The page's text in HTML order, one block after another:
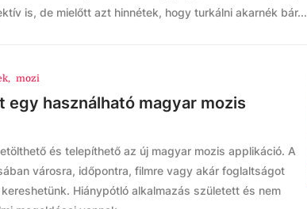
is, de mielőtt azt hinnétek, hogy turkálni akarnék bár...
, mozi
egy használható magyar mozis
és telepíthető az új magyar mozis applikáció. A
városra, időpontra, filmre vagy akár foglaltságot
Hiánypótló alkalmazás született és nem